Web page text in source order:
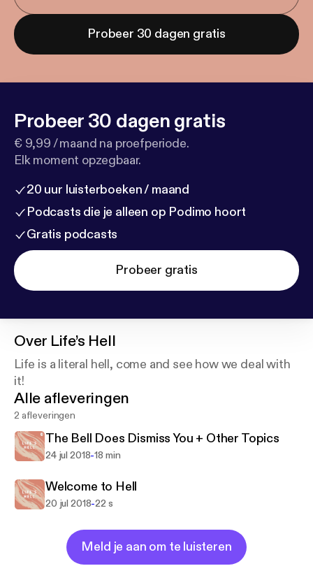
Probeer 30 dagen gratis
Probeer 30 dagen gratis
€ 9,99 / maand na proefperiode.
Elk moment opzegbaar.
20 uur luisterboeken / maand
Podcasts die je alleen op Podimo hoort
Gratis podcasts
Probeer gratis
Over Life’s Hell
Life is a literal hell, come and see how we deal with
it!
Alle afleveringen
2 afleveringen
The Bell Does Dismiss You + Other Topics
24 jul 2018-18 min
Welcome to Hell
20 jul 2018-22 s
Meld je aan om te luisteren